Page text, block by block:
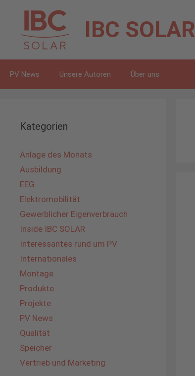
springen
IBC SOLAR
PV News Unsere Autoren Über uns
Kategorien
Anlage des Monats
Ausbildung
EEG
Elektromobilität
Gewerblicher Eigenverbrauch
Inside IBC SOLAR
Interessantes rund um PV
Internationales
Montage
Produkte
Projekte
PV News
Qualität
Speicher
Vertrieb und Marketing